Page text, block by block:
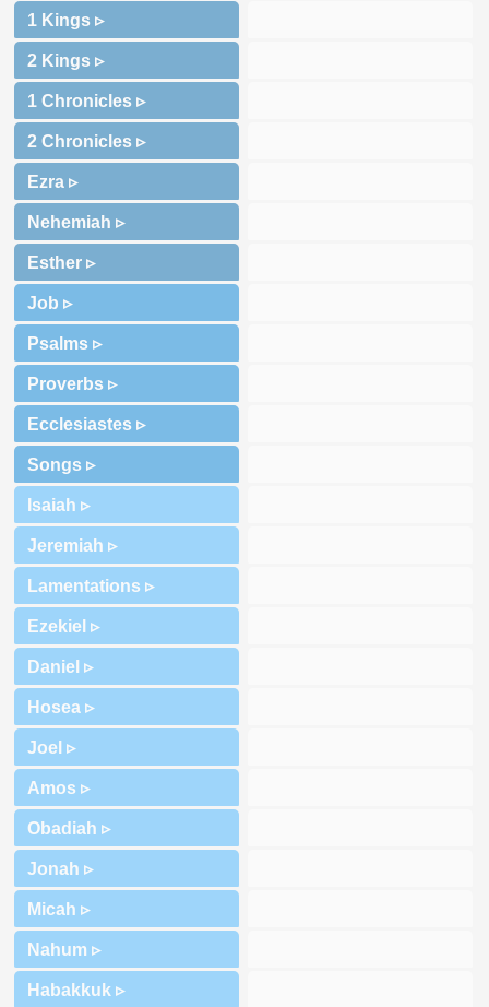
1 Kings ▹
2 Kings ▹
1 Chronicles ▹
2 Chronicles ▹
Ezra ▹
Nehemiah ▹
Esther ▹
Job ▹
Psalms ▹
Proverbs ▹
Ecclesiastes ▹
Songs ▹
Isaiah ▹
Jeremiah ▹
Lamentations ▹
Ezekiel ▹
Daniel ▹
Hosea ▹
Joel ▹
Amos ▹
Obadiah ▹
Jonah ▹
Micah ▹
Nahum ▹
Habakkuk ▹